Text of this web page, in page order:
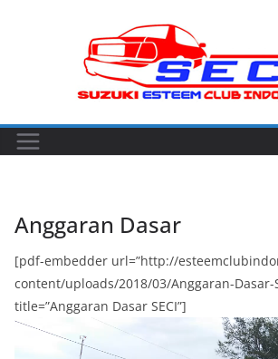
Anggaran Dasar
[pdf-embedder url=”http://
content/uploads/2018/03/Anggaran-Dasar-
title=”Anggaran Dasar SECI”]